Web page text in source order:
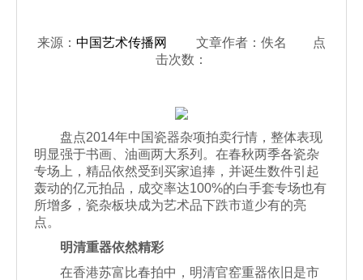
来源： 中国艺术传播网
文章作者：佚名 点
击次数：
盘点2014年中国瓷器杂项拍卖行情，整体表现
明显强于书画、油画两大系列。在春秋两季各瓷杂
专场上，精品依然受到买家追捧，并诞生数件引起
轰动的亿元拍品，成交率达100%的白手套专场也有
所增多，瓷杂板块成为艺术品下跌市道少有的亮
点。
明清重器依然精彩
在香港苏富比春拍中，明清官窑重器依旧是市